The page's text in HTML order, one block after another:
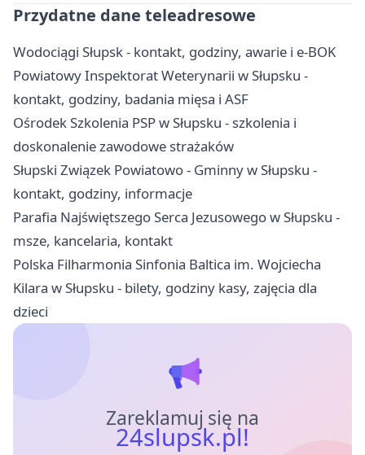
Przydatne dane teleadresowe
Wodociągi Słupsk - kontakt, godziny, awarie i e-BOK
Powiatowy Inspektorat Weterynarii w Słupsku -
kontakt, godziny, badania mięsa i ASF
Ośrodek Szkolenia PSP w Słupsku - szkolenia i
doskonalenie zawodowe strażaków
Słupski Związek Powiatowo - Gminny w Słupsku -
kontakt, godziny, informacje
Parafia Najświętszego Serca Jezusowego w Słupsku -
msze, kancelaria, kontakt
Polska Filharmonia Sinfonia Baltica im. Wojciecha
Kilara w Słupsku - bilety, godziny kasy, zajęcia dla
dzieci
Zareklamuj się na
24slupsk.pl!